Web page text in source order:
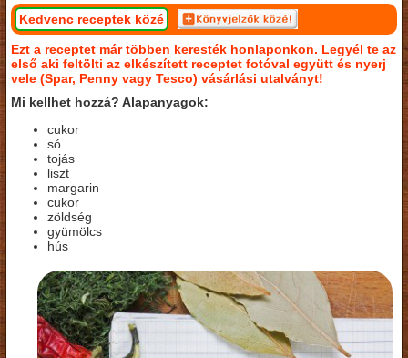
Kedvenc receptek közé
Ezt a receptet már többen keresték honlaponkon. Legyél te az
első aki feltölti az elkészített receptet fotóval együtt és nyerj
vele (Spar, Penny vagy Tesco) vásárlási utalványt!
Mi kellhet hozzá? Alapanyagok:
cukor
só
tojás
liszt
margarin
cukor
zöldség
gyümölcs
hús